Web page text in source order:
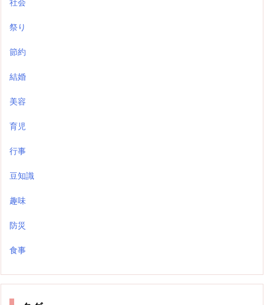
祭り
節約
結婚
美容
育児
行事
豆知識
趣味
防災
食事